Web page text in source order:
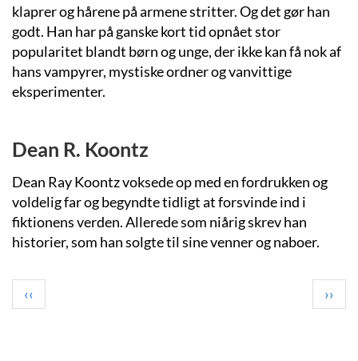
klaprer og hårene på armene stritter. Og det gør han
godt. Han har på ganske kort tid opnået stor
popularitet blandt børn og unge, der ikke kan få nok af
hans vampyrer, mystiske ordner og vanvittige
eksperimenter.
Dean R. Koontz
Dean Ray Koontz voksede op med en fordrukken og
voldelig far og begyndte tidligt at forsvinde ind i
fiktionens verden. Allerede som niårig skrev han
historier, som han solgte til sine venner og naboer.
Pagination
Previous
page
‹‹
Next
page
››